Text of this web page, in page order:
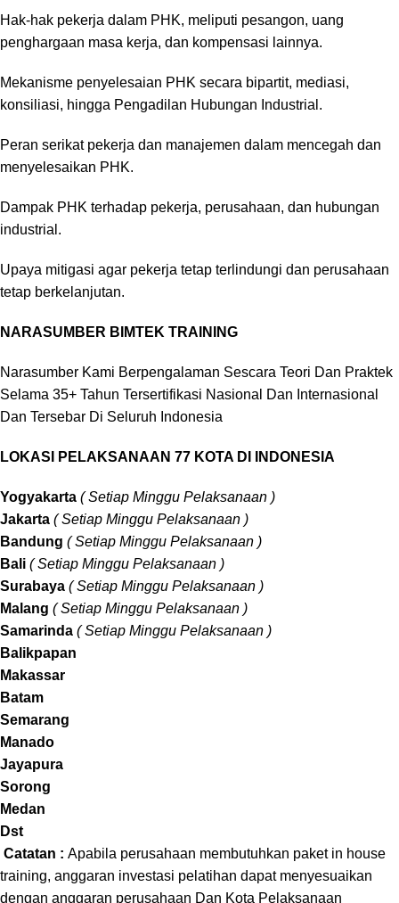
Hak-hak pekerja dalam PHK, meliputi pesangon, uang
penghargaan masa kerja, dan kompensasi lainnya.
Mekanisme penyelesaian PHK secara bipartit, mediasi,
konsiliasi, hingga Pengadilan Hubungan Industrial.
Peran serikat pekerja dan manajemen dalam mencegah dan
menyelesaikan PHK.
Dampak PHK terhadap pekerja, perusahaan, dan hubungan
industrial.
Upaya mitigasi agar pekerja tetap terlindungi dan perusahaan
tetap berkelanjutan.
NARASUMBER BIMTEK TRAINING
Narasumber Kami Berpengalaman Sescara Teori Dan Praktek
Selama 35+ Tahun Tersertifikasi Nasional Dan Internasional
Dan Tersebar Di Seluruh Indonesia
LOKASI PELAKSANAAN 77 KOTA DI INDONESIA
Yogyakarta ( Setiap Minggu Pelaksanaan )
Jakarta ( Setiap Minggu Pelaksanaan )
Bandung ( Setiap Minggu Pelaksanaan )
Bali ( Setiap Minggu Pelaksanaan )
Surabaya ( Setiap Minggu Pelaksanaan )
Malang ( Setiap Minggu Pelaksanaan )
Samarinda ( Setiap Minggu Pelaksanaan )
Balikpapan
Makassar
Batam
Semarang
Manado
Jayapura
Sorong
Medan
Dst
Catatan : Apabila perusahaan membutuhkan paket in house
training, anggaran investasi pelatihan dapat menyesuaikan
dengan anggaran perusahaan Dan Kota Pelaksanaan